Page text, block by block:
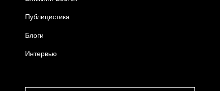
Публицистика
Блоги
Интервью